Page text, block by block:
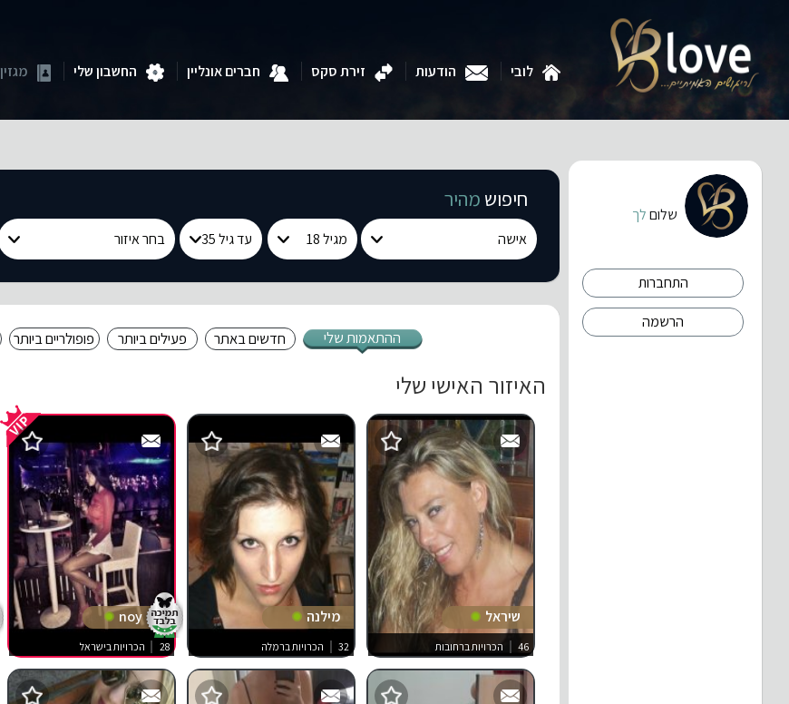
לובי הודעות זירת סקס חברים אונליין החשבון שלי מגזין
חיפוש מהיר
פופולריים ביותר פעילים ביותר חדשים באתר ההתאמות שלי
האיזור האישי שלי
שיראל
46 הכרויות ברחובות
מילנה
32 הכרויות ברמלה
noy
28 הכרויות בישראל
שלוםלך
התחברות
הרשמה